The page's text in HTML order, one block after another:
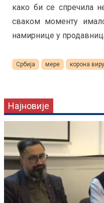
како би се спречила
сваком моменту
намирнице у
Србија мере корона
Најновије